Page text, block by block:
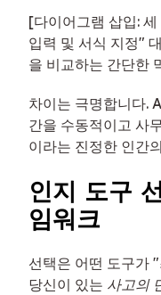
[다이어그램 삽입:
입력 및 서식 지정"
을 비교하는 간단한
차이는 극명합니다.
간을 수동적이고 사
이라는 진정한 인간
인지 도구
임워크
선택은 어떤 도구가
당신이 있는 사고의